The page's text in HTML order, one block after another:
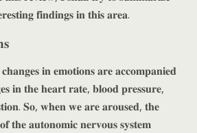
𝐟𝐢𝐧𝐝𝐢𝐧𝐠𝐬 𝐢𝐧 𝐭𝐡𝐢𝐬 𝐚𝐫𝐞𝐚.
𝐢𝐧 𝐞𝐦𝐨𝐭𝐢𝐨𝐧𝐬 𝐚𝐫𝐞 𝐚𝐜𝐜𝐨𝐦𝐩𝐚𝐧𝐢𝐞𝐝
𝐢𝐧 𝐭𝐡𝐞 𝐡𝐞𝐚𝐫𝐭 𝐫𝐚𝐭𝐞, 𝐛𝐥𝐨𝐨𝐝 𝐩𝐫𝐞𝐬𝐬𝐮𝐫𝐞,
𝐒𝐨, 𝐰𝐡𝐞𝐧 𝐰𝐞 𝐚𝐫𝐞 𝐚𝐫𝐨𝐮𝐬𝐞𝐝, 𝐭𝐡𝐞
𝐭𝐡𝐞 𝐚𝐮𝐭𝐨𝐧𝐨𝐦𝐢𝐜 𝐧𝐞𝐫𝐯𝐨𝐮𝐬 𝐬𝐲𝐬𝐭𝐞𝐦